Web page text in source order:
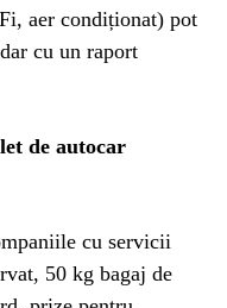
aer condiționat) pot
cu un raport
de autocar
cu servicii
50 kg bagaj de